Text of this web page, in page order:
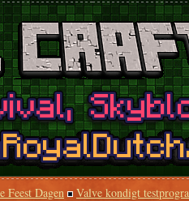
Feest Dagen Valve kondigt